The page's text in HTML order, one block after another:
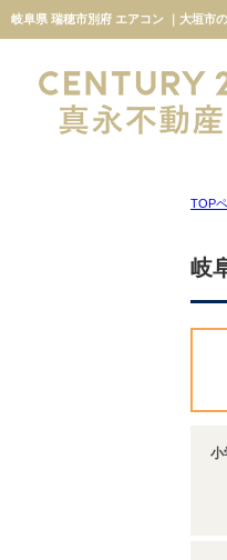
岐阜県 瑞穂市別府 エアコン ｜大垣市
TOP
岐
小